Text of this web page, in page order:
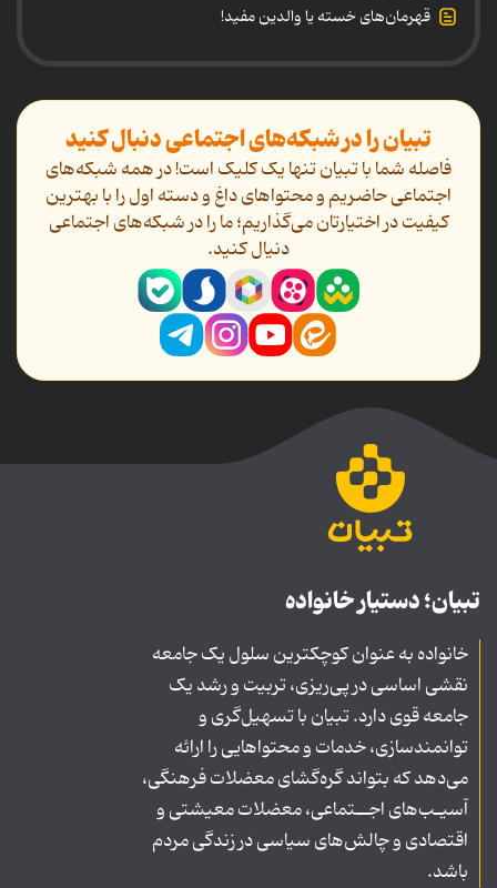
قهرمان‌های خسته یا والدین مفید!
تبیان را در شبکه‌های اجتماعی دنبال کنید
فاصله شما با تبیان تنها یک کلیک است! در همه شبکه‌های
اجتماعی حاضریم و محتواهای داغ و دسته اول را با بهترین
کیفیت در اختیارتان می‌گذاریم؛ ما را در شبکه‌های اجتماعی
دنیال کنید.
تبیان؛ دستیار خانواده
خانواده به عنوان کوچکترین سلول یک جامعه
نقشی اساسی در پی‌ریزی، تربیت و رشد یک
جامعه قوی دارد. تبیان با تسهیل‌گری و
توانمندسازی، خدمات و محتواهایی را ارائه
می‌دهد که بتواند گره‌گشای معضلات فرهنگی،
آسیـب‌های اجــتماعی، معضلات معیشتی و
اقتصادی و چالش‌های سیاسی در زندگی مردم
باشد.